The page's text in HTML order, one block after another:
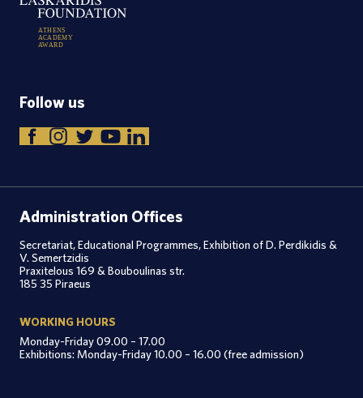
ATHENS
ACADEMY
AWARD
Follow us
Administration Offices
Secretariat, Educational Programmes, Exhibition of D. Perdikidis &
V. Semertzidis
Praxitelous 169 & Bouboulinas str.
185 35 Piraeus
WORKING HOURS
Monday-Friday 09.00 – 17.00
Exhibitions: Monday-Friday 10.00 – 16.00 (free admission)